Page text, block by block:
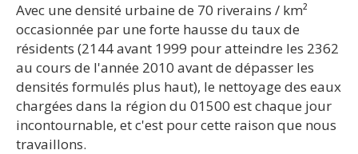
Avec une densité urbaine de 70 riverains / km²
occasionnée par une forte hausse du taux de
résidents (2144 avant 1999 pour atteindre les 2362
au cours de l'année 2010 avant de dépasser les
densités formulés plus haut), le nettoyage des eaux
chargées dans la région du 01500 est chaque jour
incontournable, et c'est pour cette raison que nous
travaillons.